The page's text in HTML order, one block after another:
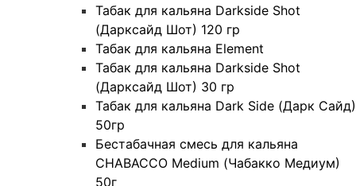
Табак для кальяна Darkside Shot
(Дарксайд Шот) 120 гр
Табак для кальяна Element
Табак для кальяна Darkside Shot
(Дарксайд Шот) 30 гр
Табак для кальяна Dark Side (Дарк Сайд)
50гр
Бестабачная смесь для кальяна
CHABACCO Medium (Чабакко Медиум)
50г